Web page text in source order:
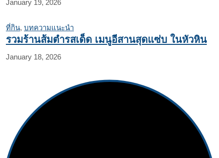
January 19, 2026
ที่กิน, บทความแนะนำ
รวมร้านส้มตำรสเด็ด เมนูอีสานสุดแซ่บ ในหัวหิน
January 18, 2026